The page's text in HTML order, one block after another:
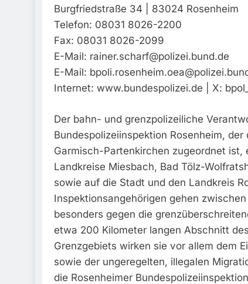
Burgfriedstraße 34 | 83024 Rosenheim
Telefon: 08031 8026-2200
Fax: 08031 8026-2099
E-Mail: rainer.scharf@polizei.bund.de
E-Mail:
Internet: www.bundespolizei.de | X:
Der bahn- und grenzpolizeiliche
Bundespolizeiinspektion Rosenheim,
Garmisch-Partenkirchen zugeordnet ist,
Landkreise Miesbach, Bad Tölz-
sowie auf die Stadt und den Landkreis
Inspektionsangehörigen gehen
besonders gegen die
etwa 200 Kilometer langen Abschnitt
Grenzgebiets wirken sie vor allem dem
sowie der ungeregelten, illegalen
die Rosenheimer